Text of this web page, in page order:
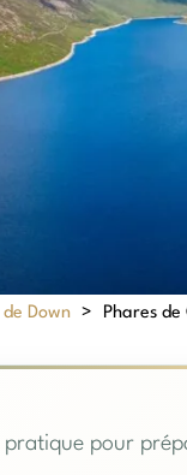
Down > Phares
pratique pour